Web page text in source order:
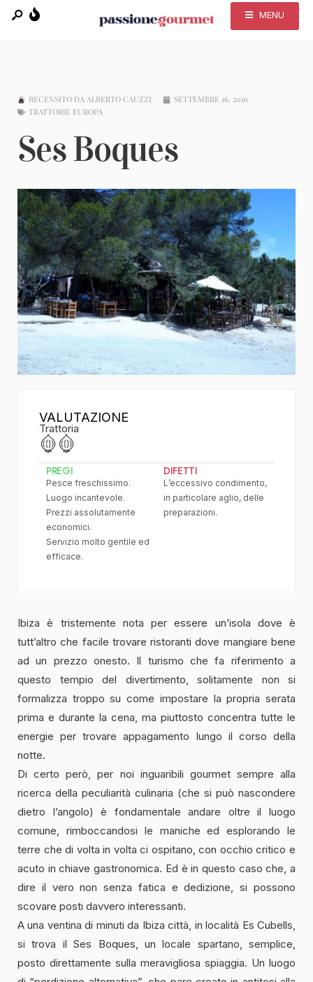
MENU
RECENSITO DA ALBERTO CAUZZI
SETTEMBRE 16, 2016
TRATTORIE EUROPA
Ses Boques
VALUTAZIONE
Trattoria
PREGI
Pesce freschissimo.
Luogo incantevole.
Prezzi assolutamente
economici.
Servizio molto gentile ed
efficace.
DIFETTI
L’eccessivo condimento,
in particolare aglio, delle
preparazioni.
Ibiza è tristemente nota per essere un’isola dove è
tutt’altro che facile trovare ristoranti dove mangiare bene
ad un prezzo onesto. Il turismo che fa riferimento a
questo tempio del divertimento, solitamente non si
formalizza troppo su come impostare la propria serata
prima e durante la cena, ma piuttosto concentra tutte le
energie per trovare appagamento lungo il corso della
notte.
Di certo però, per noi inguaribili gourmet sempre alla
ricerca della peculiarità culinaria (che si può nascondere
dietro l’angolo) è fondamentale andare oltre il luogo
comune, rimboccandosi le maniche ed esplorando le
terre che di volta in volta ci ospitano, con occhio critico e
acuto in chiave gastronomica. Ed è in questo caso che, a
dire il vero non senza fatica e dedizione, si possono
scovare posti davvero interessanti.
A una ventina di minuti da Ibiza città, in località Es Cubells,
si trova il Ses Boques, un locale spartano, semplice,
posto direttamente sulla meravigliosa spiaggia. Un luogo